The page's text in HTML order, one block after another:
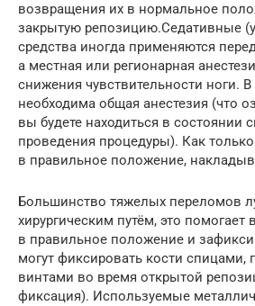
возвращения их в нормальное
закрытую репозицию.Седативные
средства иногда применяются
а местная или регионарная
снижения чувствительности ноги.
необходима общая анестезия (что
вы будете находиться в состоянии
проведения процедуры). Как только
в правильное положение,
Большинство тяжелых переломов
хирургическим путём, это помогает
в правильное положение и
могут фиксировать кости спицами,
винтами во время открытой
фиксация). Используемые